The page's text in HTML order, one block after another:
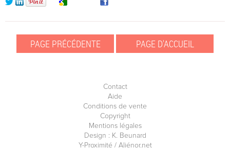
Contact
Aide
Conditions de vente
Copyright
Mentions légales
Design : K. Beunard
Y-Proximité / Aliénor.net